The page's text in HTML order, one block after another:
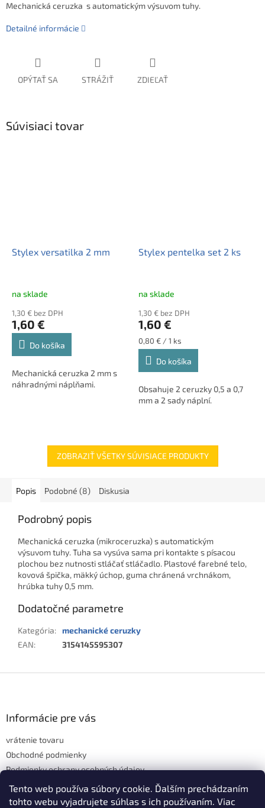
Tento web používa súbory cookie. Ďalším prechádzaním
tohto webu vyjadrujete súhlas s ich používaním. Viac
Mechanická ceruzka s automatickým výsuvom tuhy.
Detailné informácie
OPÝTAŤ SA STRÁŽIŤ ZDIEĽAŤ
Súvisiaci tovar
Stylex versatilka 2 mm
na sklade
1,30 € bez DPH
1,60 €
Do košíka
Mechanická ceruzka 2 mm s
náhradnými náplňami.
Stylex pentelka set 2 ks
na sklade
1,30 € bez DPH
1,60 €
Jednotková
cena:
0,80 € / 1 ks
Do košíka
Obsahuje 2 ceruzky 0,5 a 0,7
mm a 2 sady náplní.
ZOBRAZIŤ VŠETKY SÚVISIACE PRODUKTY
Popis Podobné (8) Diskusia
Podrobný popis
Mechanická ceruzka (mikroceruzka) s automatickým
výsuvom tuhy. Tuha sa vysúva sama pri kontakte s písacou
plochou bez nutnosti stláčať stláčadlo. Plastové farebné telo,
kovová špička, mäkký úchop, guma chránená vrchnákom,
hrúbka tuhy 0,5 mm.
Dodatočné parametre
Kategória: mechanické ceruzky
EAN: 3154145595307
Informácie pre vás
vrátenie tovaru
Obchodné podmienky
Podmienky ochrany osobných údajov
Hodnotenie obchodu